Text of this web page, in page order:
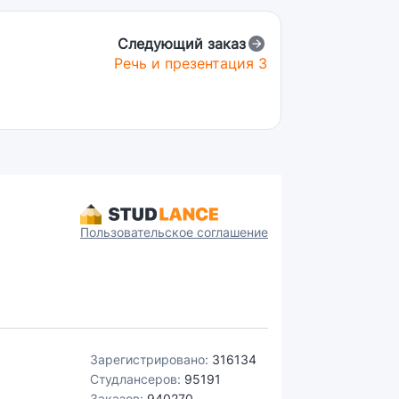
Следующий заказ
Речь и презентация 3
Пользовательское соглашение
Зарегистрировано: 316134
Студлансеров: 95191